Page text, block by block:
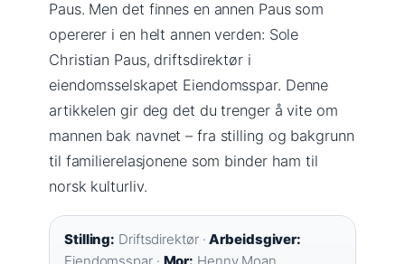
Paus. Men det finnes en annen Paus som
opererer i en helt annen verden: Sole
Christian Paus, driftsdirektør i
eiendomsselskapet Eiendomsspar. Denne
artikkelen gir deg det du trenger å vite om
mannen bak navnet – fra stilling og bakgrunn
til familierelasjonene som binder ham til
norsk kulturliv.
Stilling: Driftsdirektør ·Arbeidsgiver: